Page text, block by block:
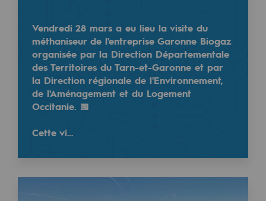
Le Labo
Acteur engagé
Acteur engagé
Vendredi 28 mars a eu lieu la visite du
méthaniseur de l'entreprise Garonne Biogaz
organisée par la Direction Départementale
des Territoires du Tarn-et-Garonne et par
la Direction régionale de l'Environnement,
de l'Aménagement et du Logement
Occitanie. 📅
Cette vi…